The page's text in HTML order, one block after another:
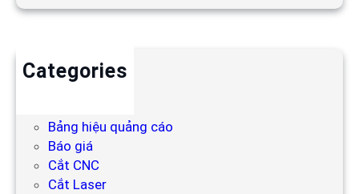
Categories
Bảng hiệu quảng cáo
Báo giá
Cắt CNC
Cắt Laser